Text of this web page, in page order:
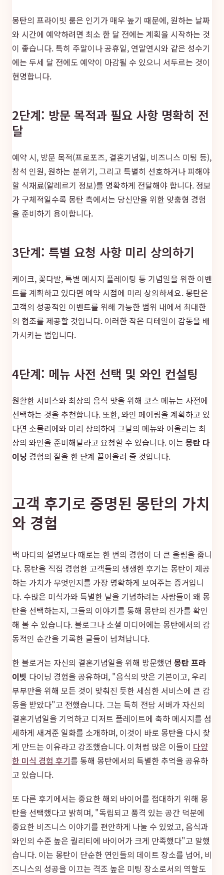
몽탄의 프라이빗 룸은 인기가 매우 높기 때문에, 원하는 날짜
와 시간에 예약하려면 최소 한 달 전에는 계획을 시작하는 것
이 좋습니다. 특히 주말이나 공휴일, 연말연시와 같은 성수기
에는 두세 달 전에도 예약이 마감될 수 있으니 서두르는 것이
현명합니다.
2단계: 방문 목적과 필요 사항 명확히 전
달
예약 시, 방문 목적(프로포즈, 결혼기념일, 비즈니스 미팅 등),
참석 인원, 원하는 분위기, 그리고 특별히 선호하거나 피해야
할 식재료(알레르기 정보)를 명확하게 전달해야 합니다. 정보
가 구체적일수록 몽탄 측에서는 당신만을 위한 맞춤형 경험
을 준비하기 용이합니다.
3단계: 특별 요청 사항 미리 상의하기
케이크, 꽃다발, 특별 메시지 플레이팅 등 기념일을 위한 이벤
트를 계획하고 있다면 예약 시점에 미리 상의하세요. 몽탄은
고객의 성공적인 이벤트를 위해 가능한 범위 내에서 최대한
의 협조를 제공할 것입니다. 이러한 작은 디테일이 감동을 배
가시키는 법입니다.
4단계: 메뉴 사전 선택 및 와인 컨설팅
원활한 서비스와 최상의 음식 맛을 위해 코스 메뉴는 사전에
선택하는 것을 추천합니다. 또한, 와인 페어링을 계획하고 있
다면 소믈리에와 미리 상의하여 그날의 메뉴와 어울리는 최
상의 와인을 준비해달라고 요청할 수 있습니다. 이는 몽탄 다
이닝 경험의 질을 한 단계 끌어올려 줄 것입니다.
고객 후기로 증명된 몽탄의 가치
와 경험
백 마디의 설명보다 때로는 한 번의 경험이 더 큰 울림을 줍니
다. 몽탄을 직접 경험한 고객들의 생생한 후기는 몽탄이 제공
하는 가치가 무엇인지를 가장 명확하게 보여주는 증거입니
다. 수많은 미식가와 특별한 날을 기념하려는 사람들이 왜 몽
탄을 선택하는지, 그들의 이야기를 통해 몽탄의 진가를 확인
해 볼 수 있습니다. 블로그나 소셜 미디어에는 몽탄에서의 감
동적인 순간을 기록한 글들이 넘쳐납니다.
한 블로거는 자신의 결혼기념일을 위해 방문했던 몽탄 프라
이빗 다이닝 경험을 공유하며, "음식의 맛은 기본이고, 우리
부부만을 위해 모든 것이 맞춰진 듯한 세심한 서비스에 큰 감
동을 받았다"고 전했습니다. 그는 특히 전담 서버가 자신의
결혼기념일을 기억하고 디저트 플레이트에 축하 메시지를 섬
세하게 새겨준 일화를 소개하며, 이것이 바로 몽탄을 다시 찾
게 만드는 이유라고 강조했습니다. 이처럼 많은 이들이 다양
한 미식 경험 후기를 통해 몽탄에서의 특별한 추억을 공유하
고 있습니다.
또 다른 후기에서는 중요한 해외 바이어를 접대하기 위해 몽
탄을 선택했다고 밝히며, "독립되고 품격 있는 공간 덕분에
중요한 비즈니스 이야기를 편안하게 나눌 수 있었고, 음식과
와인의 수준 높은 퀄리티에 바이어가 크게 만족했다"고 말했
습니다. 이는 몽탄이 단순한 연인들의 데이트 장소를 넘어, 비
즈니스의 성공을 이끄는 격조 높은 미팅 장소로서의 역할도